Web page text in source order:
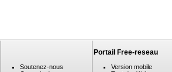
Soutenez-nous
Portail Free-reseau
Version mobile